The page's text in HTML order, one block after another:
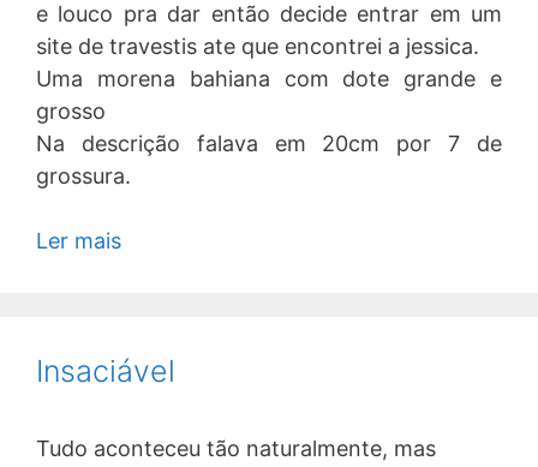
e louco pra dar então decide entrar em um
site de travestis ate que encontrei a jessica.
Uma morena bahiana com dote grande e
grosso
Na descrição falava em 20cm por 7 de
grossura.
Ler mais
Insaciável
Tudo aconteceu tão naturalmente, mas